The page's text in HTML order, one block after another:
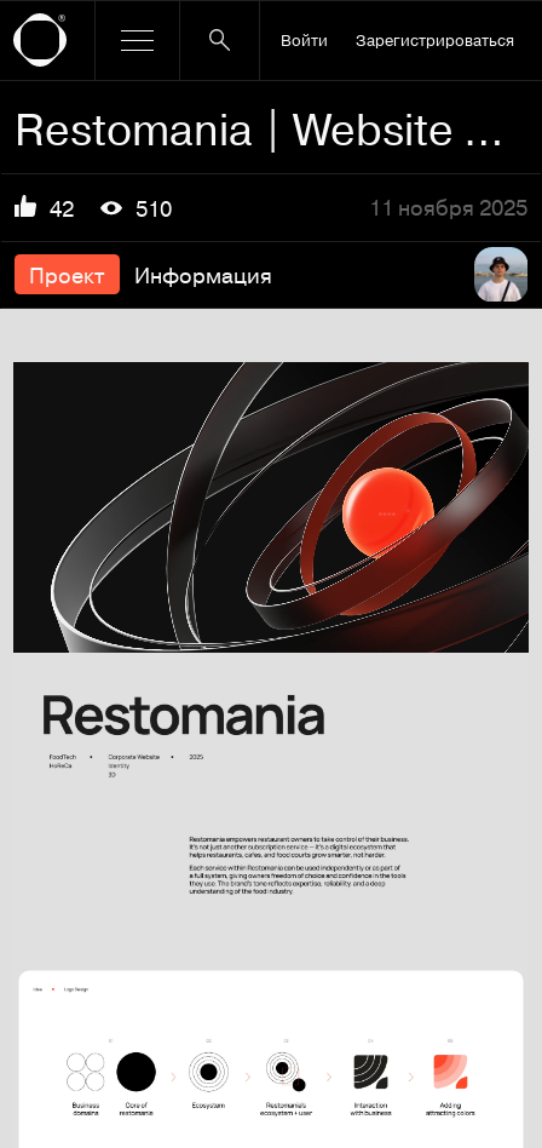
Войти Зарегистрироваться
Restomania | Website & Identity
42 510 11 ноября 2025
Проект Информация